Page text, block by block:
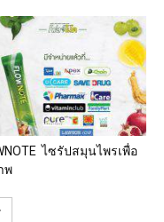
ไซรัปสมุนไพรเพื่อ
พ